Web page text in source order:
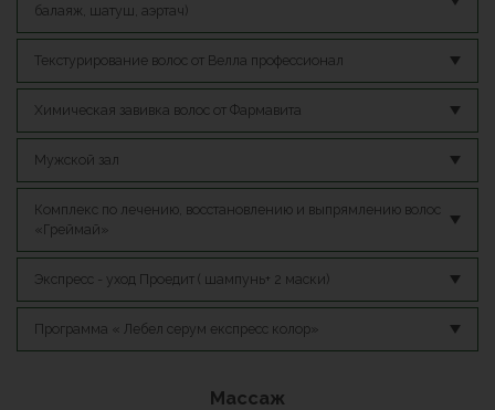
балаяж, шатуш, аэртач)
Текстурирование волос от Велла профессионал
Химическая завивка волос от Фармавита
Мужской зал
Комплекс по лечению, восстановлению и выпрямлению волос
«Греймай»
Экспресс - уход Проедит ( шампунь+ 2 маски)
Программа « Лебел серум експресс колор»
Массаж